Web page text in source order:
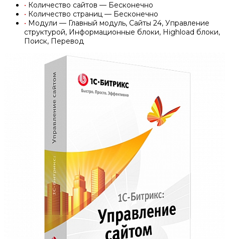
• Количество сайтов — Бесконечно
• Количество страниц — Бесконечно
• Модули — Главный модуль, Сайты 24, Управление
структурой, Информационные блоки, Highload блоки,
Поиск, Перевод